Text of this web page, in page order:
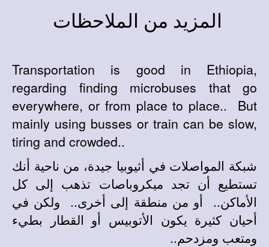
المزيد من الملاحظات
Transportation is good in Ethiopia,
regarding finding microbuses that go
everywhere, or from place to place.. But
mainly using busses or train can be slow,
tiring and crowded..
شبكة المواصلات في أثيوبيا جيدة، من ناحية أنك
تستطيع أن تجد ميكروباصات تذهب إلى كل
الأماكن.. أو من منطقة إلى أخرى.. ولكن في
أحيان كثيرة يكون الأتوبيس أو القطار بطيء
ومتعب ومزدحم..